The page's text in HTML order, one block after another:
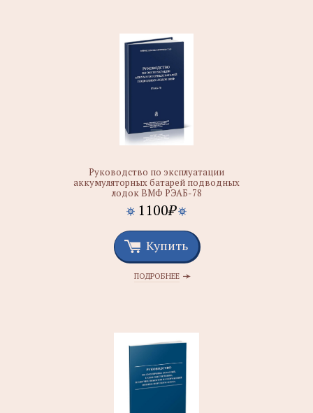
Руководство по эксплуатации
аккумуляторных батарей подводных
лодок ВМФ РЭАБ-78
1100₽
Купить
ПОДРОБНЕЕ